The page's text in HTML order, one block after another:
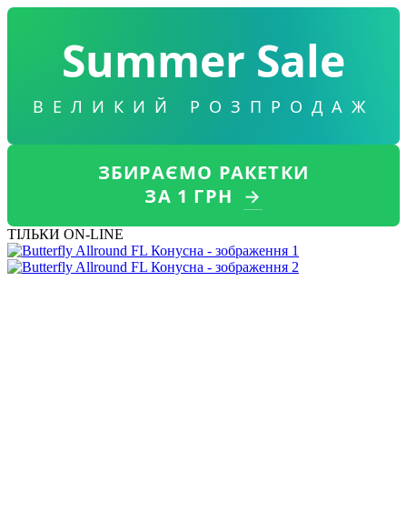
Summer Sale
ВЕЛИКИЙ РОЗПРОДАЖ
ЗБИРАЄМО РАКЕТКИ
ЗА 1 ГРН →
ТІЛЬКИ ON-LINE